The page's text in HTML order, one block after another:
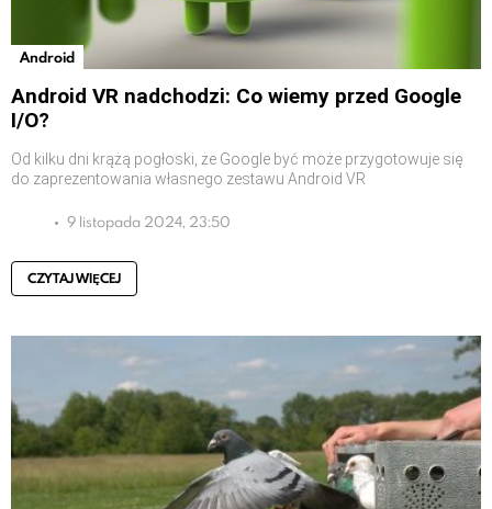
Android
Android VR nadchodzi: Co wiemy przed Google
I/O?
Od kilku dni krążą pogłoski, że Google być może przygotowuje się
do zaprezentowania własnego zestawu Android VR
9 listopada 2024, 23:50
CZYTAJ WIĘCEJ